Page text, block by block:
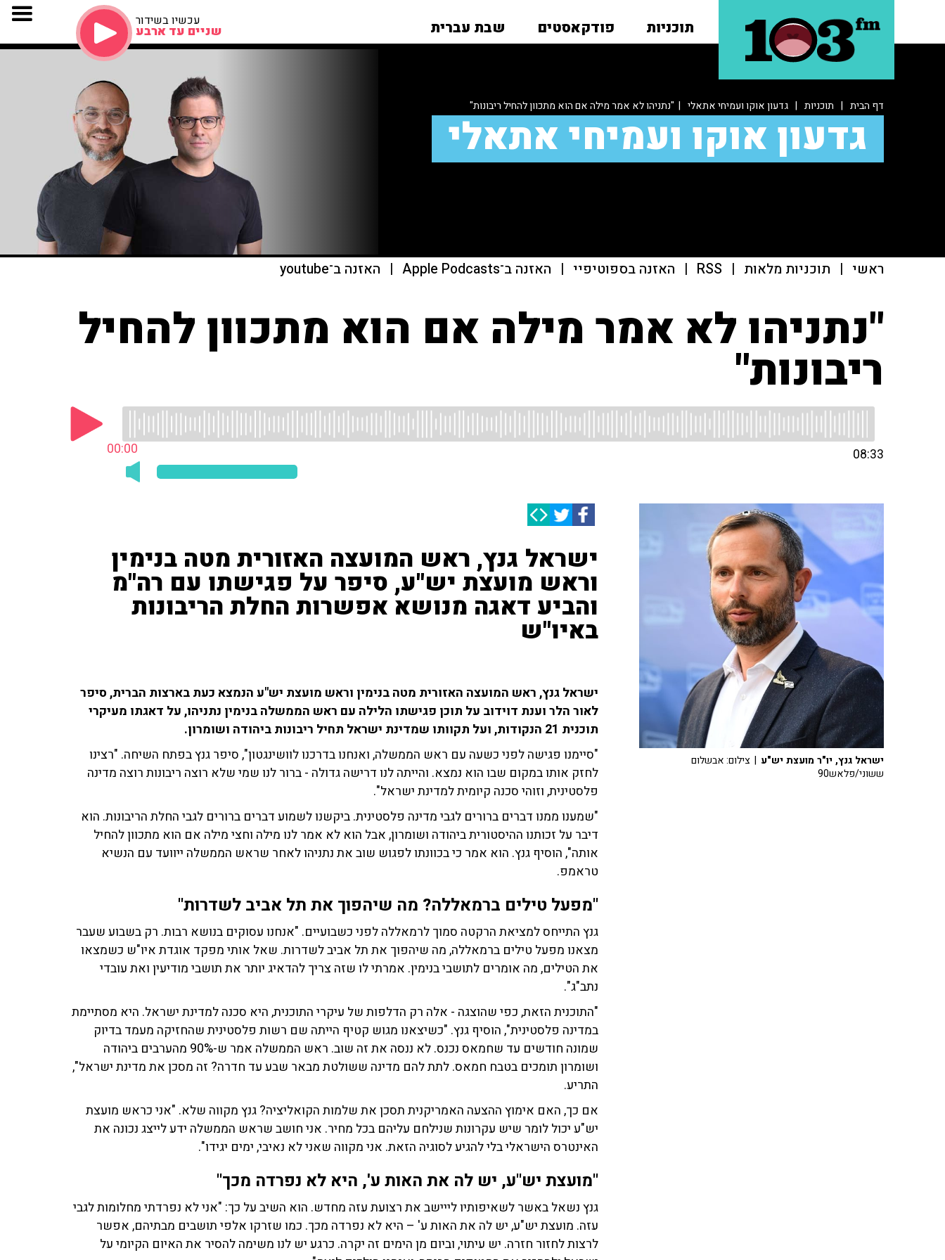
תוכניות פודקאסטים שבת עברית עכשיו בשידור
שניים עד ארבע
דף הבית | תוכניות | גדעון אוקו ועמיחי אתאלי | "נתניהו לא אמר מילה אם הוא מתכוון להחיל ריבונות"
גדעון אוקו ועמיחי אתאלי
ראשי | תוכניות מלאות |
RSS
| האזנה בספוטיפיי | האזנה ב־Apple Podcasts | האזנה ב־youtube
"נתניהו לא אמר מילה אם הוא מתכוון להחיל
ריבונות"
00:00 08:33
ישראל גנץ, ראש המועצה האזורית מטה בנימין
וראש מועצת יש"ע, סיפר על פגישתו עם רה"מ
והביע דאגה מנושא אפשרות החלת הריבונות
באיו"ש
ישראל גנץ, ראש המועצה האזורית מטה בנימין וראש מועצת יש"ע הנמצא כעת בארצות הברית, סיפר
לאור הלר וענת דוידוב על תוכן פגישתו הלילה עם ראש הממשלה בנימין נתניהו, על דאגתו מעיקרי
תוכנית 21 הנקודות, ועל תקוותו שמדינת ישראל תחיל ריבונות ביהודה ושומרון.
"סיימנו פגישה לפני כשעה עם ראש הממשלה, ואנחנו בדרכנו לוושינגטון", סיפר גנץ בפתח השיחה. "רצינו
לחזק אותו במקום שבו הוא נמצא. והייתה לנו דרישה גדולה - ברור לנו שמי שלא רוצה ריבונות רוצה מדינה
פלסטינית, וזוהי סכנה קיומית למדינת ישראל".
"שמענו ממנו דברים ברורים לגבי מדינה פלסטינית. ביקשנו לשמוע דברים ברורים לגבי החלת הריבונות. הוא
דיבר על זכותנו ההיסטורית ביהודה ושומרון, אבל הוא לא אמר לנו מילה וחצי מילה אם הוא מתכוון להחיל
אותה", הוסיף גנץ. הוא אמר כי בכוונתו לפגוש שוב את נתניהו לאחר שראש הממשלה ייוועד עם הנשיא
טראמפ.
"מפעל טילים ברמאללה? מה שיהפוך את תל אביב לשדרות"
גנץ התייחס למציאת הרקטה סמוך לרמאללה לפני כשבועיים. "אנחנו עסוקים בנושא רבות. רק בשבוע שעבר
מצאנו מפעל טילים ברמאללה, מה שיהפוך את תל אביב לשדרות. שאל אותי מפקד אוגדת איו"ש כשמצאו
את הטילים, מה אומרים לתושבי בנימין. אמרתי לו שזה צריך להדאיג יותר את תושבי מודיעין ואת עובדי
נתב"ג".
"התוכנית הזאת, כפי שהוצגה - אלה רק הדלפות של עיקרי התוכנית, היא סכנה למדינת ישראל. היא מסתיימת
במדינה פלסטינית", הוסיף גנץ. "כשיצאנו מגוש קטיף הייתה שם רשות פלסטינית שהחזיקה מעמד בדיוק
שמונה חודשים עד שחמאס נכנס. לא ננסה את זה שוב. ראש הממשלה אמר ש-90% מהערבים ביהודה
ושומרון תומכים בטבח חמאס. לתת להם מדינה ששולטת מבאר שבע עד חדרה? זה מסכן את מדינת ישראל",
התריע.
אם כך, האם אימוץ ההצעה האמריקנית תסכן את שלמות הקואליציה? גנץ מקווה שלא. "אני כראש מועצת
יש"ע יכול לומר שיש עקרונות שנילחם עליהם בכל מחיר. אני חושב שראש הממשלה ידע לייצג נכונה את
האינטרס הישראלי בלי להגיע לסוגיה הזאת. אני מקווה שאני לא נאיבי, ימים יגידו".
"מועצת יש"ע, יש לה את האות ע', היא לא נפרדה מכך"
גנץ נשאל באשר לשאיפותיו לייישב את רצועת עזה מחדש. הוא השיב על כך: "אני לא נפרדתי מחלומות לגבי
עזה. מועצת יש"ע, יש לה את האות ע' – היא לא נפרדה מכך. כמו שזרקו אלפי תושבים מבתיהם, אפשר
לרצות לחזור חזרה. יש עיתוי, וביום מן הימים זה יקרה. כרגע יש לנו משימה להסיר את האיום הקיומי על
ישראל גנץ, יו"ר מועצת יש"ע | צילום: אבשלום
ששוני/פלאש90